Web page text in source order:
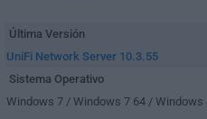
Última Versión
UniFi Network Server 10.3.55
Sistema Operativo
Windows 7 / Windows 7 64 /